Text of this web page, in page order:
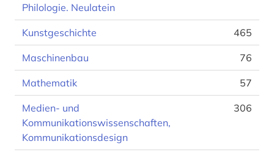
Philologie. Neulatein
Kunstgeschichte 465
Maschinenbau 76
Mathematik 57
Medien- und
Kommunikationswissenschaften,
Kommunikationsdesign
306